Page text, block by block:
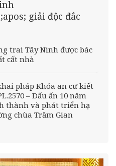
giải độc đắc
trai Tây Ninh được bác
cất nhà
pháp Khóa an cư kiết
– Dấu ấn 10 năm
thành và phát triển hạ
chùa Trăm Gian